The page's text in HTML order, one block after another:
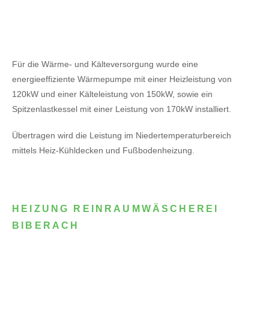
Für die Wärme- und Kälteversorgung wurde eine
energieeffiziente Wärmepumpe mit einer Heizleistung von
120kW und einer Kälteleistung von 150kW, sowie ein
Spitzenlastkessel mit einer Leistung von 170kW installiert.
Übertragen wird die Leistung im Niedertemperaturbereich
mittels Heiz-Kühldecken und Fußbodenheizung.
HEIZUNG REINRAUMWÄSCHEREI
BIBERACH